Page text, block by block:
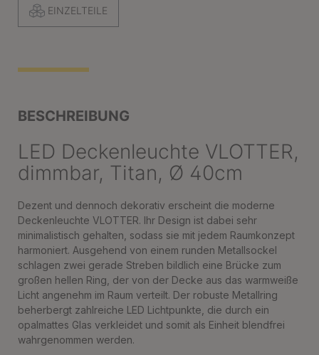
EINZELTEILE
BESCHREIBUNG
LED Deckenleuchte VLOTTER,
dimmbar, Titan, Ø 40cm
Dezent und dennoch dekorativ erscheint die moderne
Deckenleuchte VLOTTER. Ihr Design ist dabei sehr
minimalistisch gehalten, sodass sie mit jedem Raumkonzept
harmoniert. Ausgehend von einem runden Metallsockel
schlagen zwei gerade Streben bildlich eine Brücke zum
großen hellen Ring, der von der Decke aus das warmweiße
Licht angenehm im Raum verteilt. Der robuste Metallring
beherbergt zahlreiche LED Lichtpunkte, die durch ein
opalmattes Glas verkleidet und somit als Einheit blendfrei
wahrgenommen werden.